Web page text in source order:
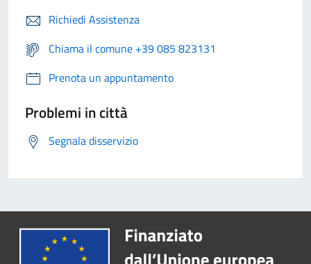
Richiedi Assistenza
Chiama il comune +39 085 823131
Prenota un appuntamento
Problemi in città
Segnala disservizio